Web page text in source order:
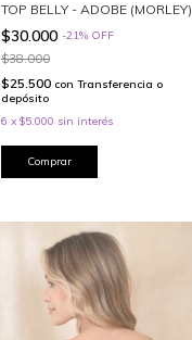
TOP BELLY - ADOBE (MORLEY)
$30.000 -21% OFF
$38.000
$25.500 con Transferencia o
depósito
6 x $5.000 sin interés
Comprar